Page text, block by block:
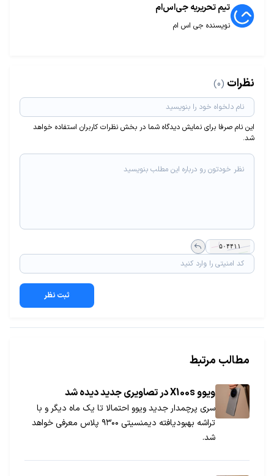
تیم تحریریه جی‌اس‌ام
نویسنده جی اس ام
نظرات (0)
این نام صرفا برای نمایش دیدگاه شما در بخش نظرات کاربران استفاده خواهد
شد.
ثبت نظر
مطالب مرتبط
ویوو X100s در تصاویری جدید دیده شد
سری پرچمدار جدید ویوو احتمالا تا یک ماه دیگر و با
تراشه بهبودیافته دیمنسیتی ۹۳۰۰ پلاس معرفی خواهد
شد.